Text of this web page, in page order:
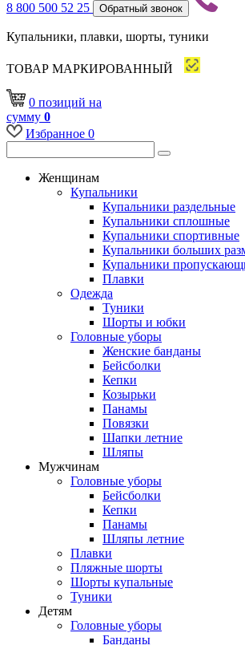
8 800 500 52 25 Обратный звонок
Купальники, плавки, шорты, туники
ТОВАР МАРКИРОВАННЫЙ
0 позиций на
сумму 0
Избранное 0
Женщинам
Купальники
Купальники раздельные
Купальники сплошные
Купальники спортивные
Купальники больших
Купальники
Плавки
Одежда
Туники
Шорты и юбки
Головные уборы
Женские банданы
Бейсболки
Кепки
Козырьки
Панамы
Повязки
Шапки летние
Шляпы
Мужчинам
Головные уборы
Бейсболки
Кепки
Панамы
Шляпы летние
Плавки
Пляжные шорты
Шорты купальные
Туники
Детям
Головные уборы
Банданы